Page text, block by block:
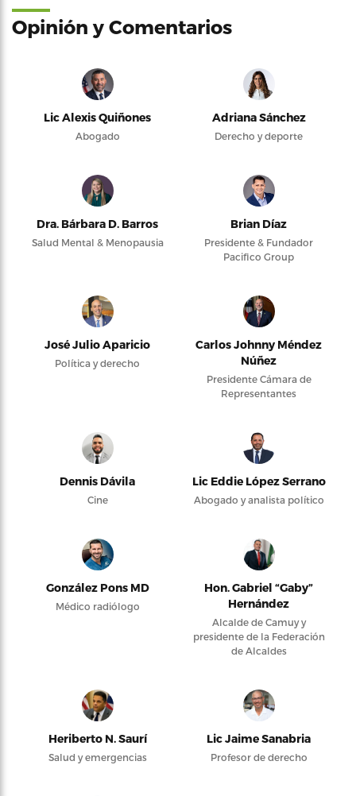
Opinión y Comentarios
Lic Alexis Quiñones
Abogado
Adriana Sánchez
Derecho y deporte
Dra. Bárbara D. Barros
Salud Mental & Menopausia
Brian Díaz
Presidente & Fundador
Pacifico Group
José Julio Aparicio
Política y derecho
Carlos Johnny Méndez
Núñez
Presidente Cámara de
Representantes
Dennis Dávila
Cine
Lic Eddie López Serrano
Abogado y analista político
González Pons MD
Médico radiólogo
Hon. Gabriel “Gaby”
Hernández
Alcalde de Camuy y
presidente de la Federación
de Alcaldes
Heriberto N. Saurí
Salud y emergencias
Lic Jaime Sanabria
Profesor de derecho